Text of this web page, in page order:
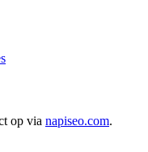
op via napiseo.com.